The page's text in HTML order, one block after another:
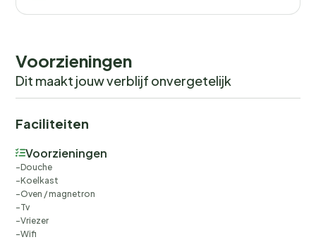
Voorzieningen
Dit maakt jouw verblijf onvergetelijk
Faciliteiten
Voorzieningen
Douche
Koelkast
Oven / magnetron
Tv
Vriezer
Wifi